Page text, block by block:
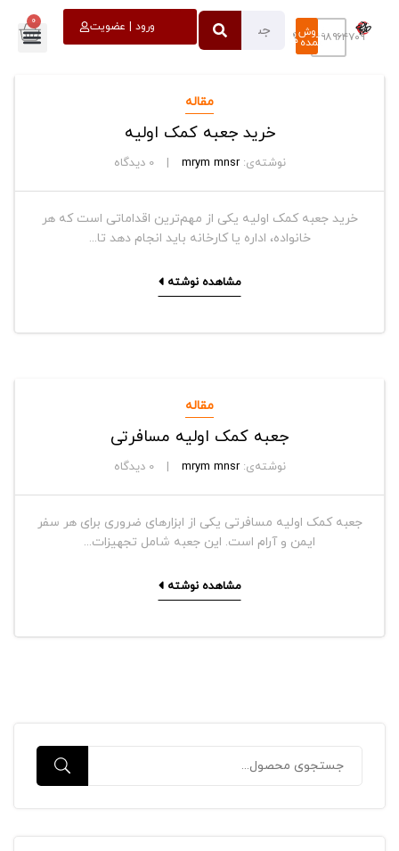
۰۹۳۹۸۹۶۴۷۰۹
فروش
عمده
ورود | عضویت 0
مقاله
خرید جعبه کمک اولیه
نوشته‌ی: mrym mnsr دیدگاه
خرید جعبه کمک اولیه یکی از مهم‌ترین اقداماتی است که هر
خانواده، اداره یا کارخانه باید انجام دهد تا...
مشاهده نوشته
مقاله
جعبه کمک اولیه مسافرتی
نوشته‌ی: mrym mnsr دیدگاه
جعبه کمک اولیه مسافرتی یکی از ابزارهای ضروری برای هر سفر
ایمن و آرام است. این جعبه شامل تجهیزات...
مشاهده نوشته